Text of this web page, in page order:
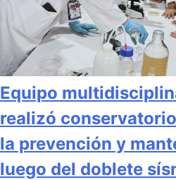
Equipo
realizó
la prevención y
luego del doblete